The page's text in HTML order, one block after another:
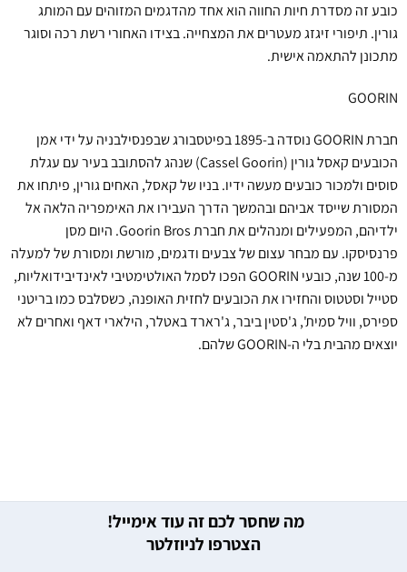
כובע זה מסדרת חיות החווה הוא אחד מהדגמים המזוהים עם המותג
גורין. תיפורי זיגזג מעטרים את המצחייה. בצידו האחורי רשת רכה וסוגר
מתכונן להתאמה אישית.
GOORIN
חברת GOORIN נוסדה ב-1895 בפיטסבורג שבפנסילבניה על ידי אמן
הכובעים קאסל גורין (Cassel Goorin) שנהג להסתובב בעיר עם עגלת
סוסים ולמכור כובעים מעשה ידיו. בניו של קאסל, האחים גורין, פיתחו את
המסורת שייסד אביהם ובהמשך הדרך העבירו את האימפריה הלאה אל
ילדיהם, המפעילים ומנהלים את חברת Goorin Bros. היום מסן
פרנסיסקו. עם מבחר עצום של צבעים ודגמים, מורשת ומסורת של למעלה
מ-100 שנה, כובעי GOORIN הפכו לסמל האולטימטיבי לאינדיבידואליות,
סטייל וסטטוס והחזירו את הכובעים לחזית האופנה, כשסלבס כמו בריטני
ספירס, וויל סמית', ג'סטין ביבר, ג'רארד באטלר, הילארי דאף ואחרים לא
יוצאים מהבית בלי ה-GOORIN שלהם.
מה שחסר לכם זה עוד אימייל!
הצטרפו לניוזלטר